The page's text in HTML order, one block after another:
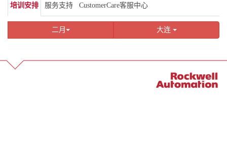
培训安排 服务支持 CustomerCare客服中心
二月 大连